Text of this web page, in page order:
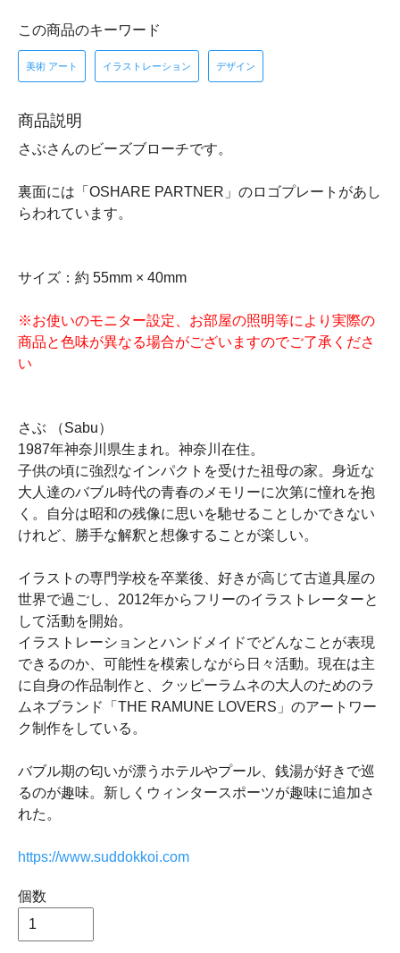
この商品のキーワード
美術 アート イラストレーション デザイン
商品説明
さぶさんのビーズブローチです。
裏面には「OSHARE PARTNER」のロゴプレートがあし
らわれています。
サイズ：約 55mm × 40mm
※お使いのモニター設定、お部屋の照明等により実際の
商品と色味が異なる場合がございますのでご了承くださ
い
さぶ （Sabu）
1987年神奈川県生まれ。神奈川在住。
​子供の頃に強烈なインパクトを受けた祖母の家。身近な
大人達のバブル時代の青春のメモリーに次第に憧れを抱
く。自分は昭和の残像に思いを馳せることしかできない
けれど、勝手な解釈と想像することが楽しい。
イラストの専門学校を卒業後、好きが高じて古道具屋の
世界で過ごし、2012年からフリーのイラストレーターと
して活動を開始。
​イラストレーションとハンドメイドでどんなことが表現
できるのか、可能性を模索しながら日々活動。現在は主
に自身の作品制作と、クッピーラムネの大人のためのラ
ムネブランド「THE RAMUNE LOVERS」のアートワー
ク制作をしている。
バブル期の匂いが漂うホテルやプール、銭湯が好きで巡
るのが趣味。新しくウィンタースポーツが趣味に追加さ
れた。
https://www.suddokkoi.com
個数